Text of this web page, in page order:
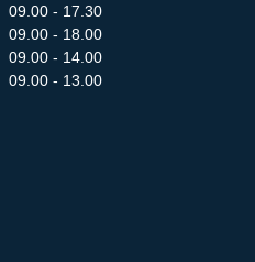
09.00 - 17.30
09.00 - 18.00
09.00 - 14.00
09.00 - 13.00